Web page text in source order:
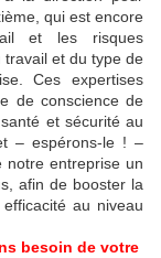
qui est encore
et les risques
travail et du type de
Ces expertises
de conscience de
et sécurité au
– espérons-le ! –
notre entreprise un
afin de booster la
au niveau
besoin de votre